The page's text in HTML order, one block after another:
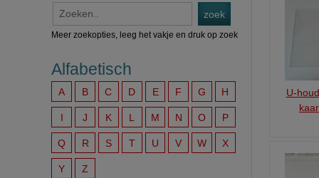
Meer zoekopties, leeg het vakje en druk op zoek
Alfabetisch
A B C D E F G H
I J K L M N O P
Q R S T U V W X
Y Z
U-